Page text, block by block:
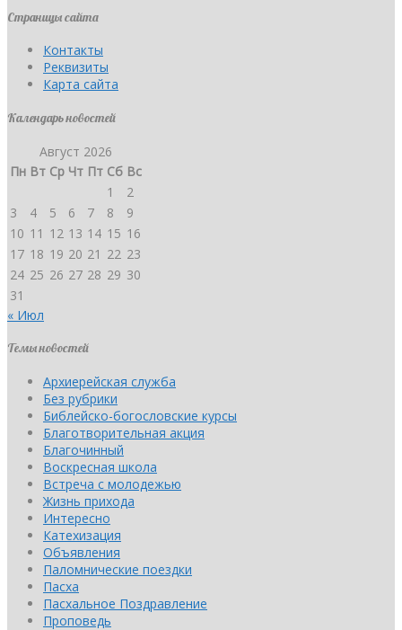
Страницы сайта
Контакты
Реквизиты
Карта сайта
Календарь новостей
Август 2026
Пн Вт Ср Чт Пт Сб Вс
1
2
3
4 5 6 7 8
9
10 11 12 13 14 15 16
17 18 19 20 21 22 23
24 25 26 27 28 29 30
31
« Июл
Темы новостей
Архиерейская служба
Без рубрики
Библейско-богословские курсы
Благотворительная акция
Благочинный
Воскресная школа
Встреча с молодежью
Жизнь прихода
Интересно
Катехизация
Объявления
Паломнические поездки
Пасха
Пасхальное Поздравление
Проповедь